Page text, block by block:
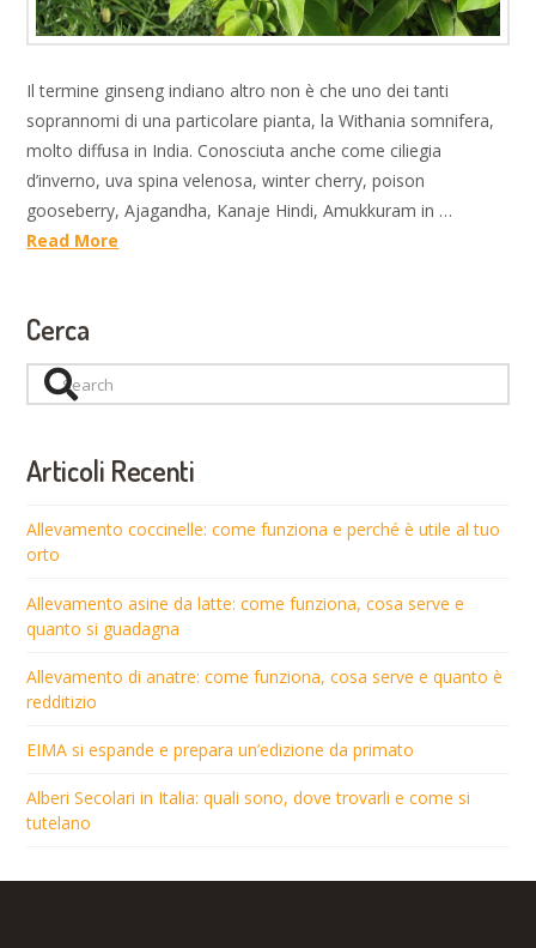
Il termine ginseng indiano altro non è che uno dei tanti
soprannomi di una particolare pianta, la Withania somnifera,
molto diffusa in India. Conosciuta anche come ciliegia
d’inverno, uva spina velenosa, winter cherry, poison
gooseberry, Ajagandha, Kanaje Hindi, Amukkuram in …
Read More
Cerca
Search
Articoli Recenti
Allevamento coccinelle: come funziona e perché è utile al tuo
orto
Allevamento asine da latte: come funziona, cosa serve e
quanto si guadagna
Allevamento di anatre: come funziona, cosa serve e quanto è
redditizio
EIMA si espande e prepara un’edizione da primato
Alberi Secolari in Italia: quali sono, dove trovarli e come si
tutelano